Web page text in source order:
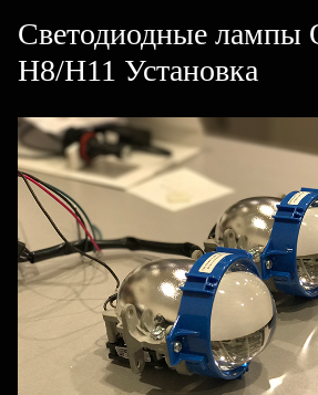
Светодиодные лампы
H8/H11 Установка